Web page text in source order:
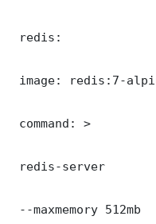
redis:
image: redis:7-
command: >
redis-server
--maxmemory 512mb